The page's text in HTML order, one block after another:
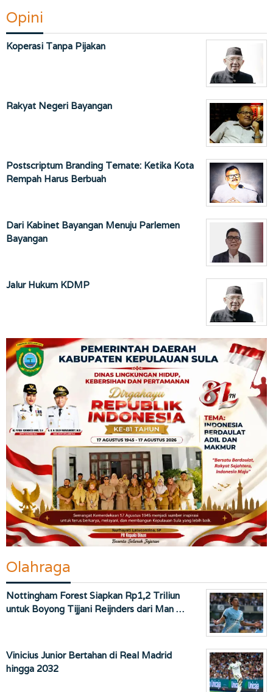
Opini
Koperasi Tanpa Pijakan
Rakyat Negeri Bayangan
Postscriptum Branding Ternate: Ketika Kota
Rempah Harus Berbuah
Dari Kabinet Bayangan Menuju Parlemen
Bayangan
Jalur Hukum KDMP
Olahraga
Nottingham Forest Siapkan Rp1,2 Triliun
untuk Boyong Tijjani Reijnders dari Man …
Vinicius Junior Bertahan di Real Madrid
hingga 2032